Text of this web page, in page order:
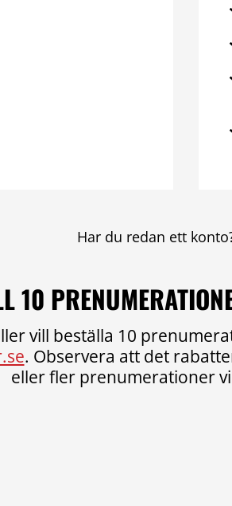
Har du redan ett
10
vill beställa 10
. Observera att det
eller fler prenumerationer